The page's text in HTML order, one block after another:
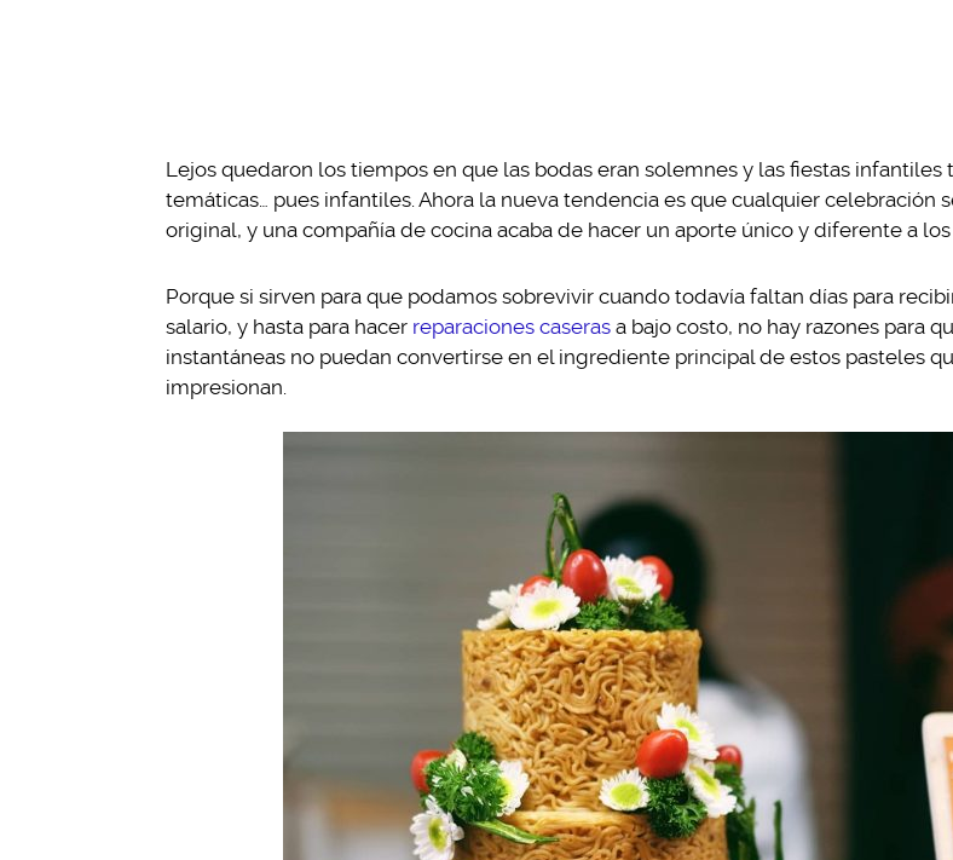
Lejos quedaron los tiempos en que las bodas eran solemnes y las fiestas infantiles
temáticas… pues infantiles. Ahora la nueva tendencia es que cualquier celebración
original, y una compañía de cocina acaba de hacer un aporte único y diferente a
Porque si sirven para que podamos sobrevivir cuando todavía faltan días para
salario, y hasta para hacer reparaciones caseras a bajo costo, no hay razones para
instantáneas no puedan convertirse en el ingrediente principal de estos pasteles
impresionan.